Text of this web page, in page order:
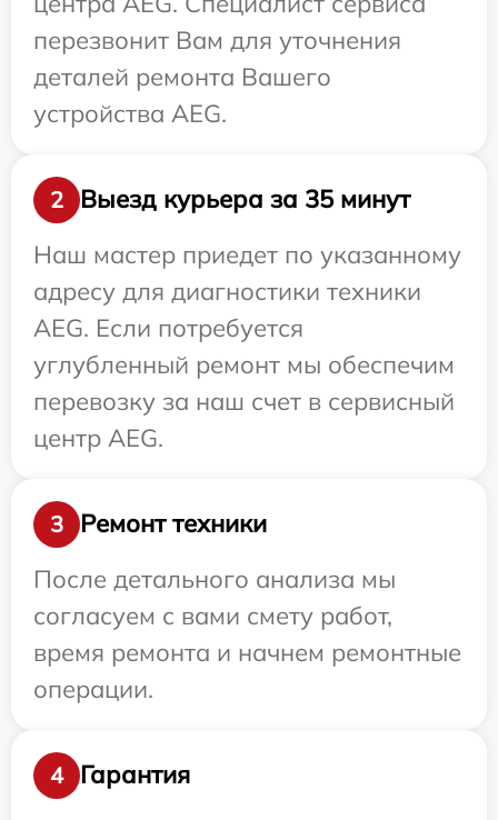
перезвонит Вам для уточнения
деталей ремонта Вашего
устройства AEG.
2
Выезд курьера за 35 минут
Наш мастер приедет по указанному
адресу для диагностики техники
AEG. Если потребуется
углубленный ремонт мы обеспечим
перевозку за наш счет в сервисный
центр AEG.
3
Ремонт техники
После детального анализа мы
согласуем с вами смету работ,
время ремонта и начнем ремонтные
операции.
4
Гарантия